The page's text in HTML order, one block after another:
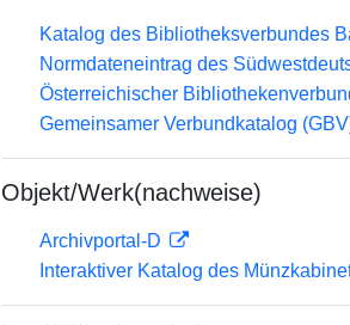
Katalog des Bibliotheksverbundes
Normdateneintrag des
Österreichischer
Gemeinsamer Verbundkatalog
Objekt/Werk(nachweise)
Archivportal-D
Interaktiver Katalog des